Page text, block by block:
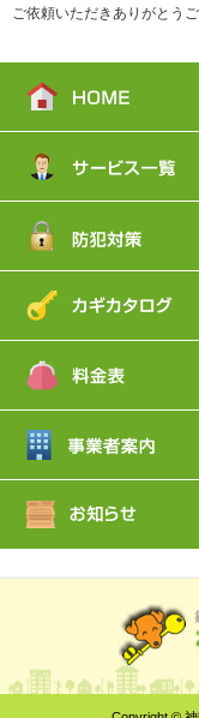
ご依頼いただきありがとうご